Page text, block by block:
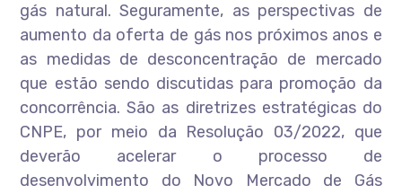
gás natural. Seguramente, as perspectivas de
aumento da oferta de gás nos próximos anos e
as medidas de desconcentração de mercado
que estão sendo discutidas para promoção da
concorrência. São as diretrizes estratégicas do
CNPE, por meio da Resolução 03/2022, que
deverão acelerar o processo de
desenvolvimento do Novo Mercado de Gás